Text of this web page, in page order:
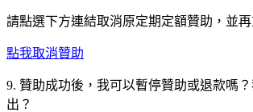
請點選下方連結取消原定期定額贊助，並再
點我取消贊助
9. 贊助成功後，我可以暫停贊助或退款嗎
出？